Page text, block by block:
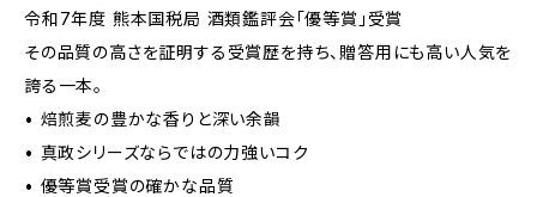
令和7年度 熊本国税局 酒類鑑評会「優等賞」受賞
その品質の高さを証明する受賞歴を持ち、贈答用にも高い人気を
誇る一本。
• 焙煎麦の豊かな香りと深い余韻
• 真政シリーズならではの力強いコク
• 優等賞受賞の確かな品質